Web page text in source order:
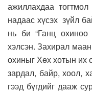
ажиллахдаа
надаас хүсэх зүйл
нь би “Ганц
хэлсэн. Захирал
охиныг Хөх хотын их
зардал, байр, хоол,
гээд бүгдийг дааж